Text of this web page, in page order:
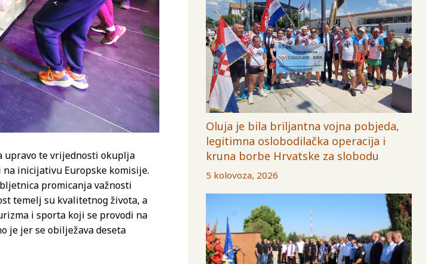
upravo te vrijednosti okuplja
inicijativu Europske komisije.
promicanja važnosti
temelj su kvalitetnog života, a
i sporta koji se provodi na
je jer se obilježava deseta
Oluja je bila briljantna vojna pobjeda,
legitimna oslobodilačka operacija i
kruna borbe Hrvatske za slobodu
5 kolovoza, 2026